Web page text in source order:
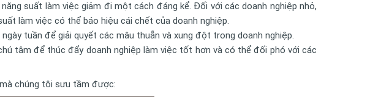
suất làm việc giảm đi một cách đáng kể. Đối với các doanh nghiệp nhỏ,
làm việc có thể báo hiệu cái chết của doanh nghiệp.
tuần để giải quyết các mâu thuẫn và xung đột trong doanh nghiệp.
tâm để thúc đẩy doanh nghiệp làm việc tốt hơn và có thể đối phó với các
chúng tôi sưu tầm được: